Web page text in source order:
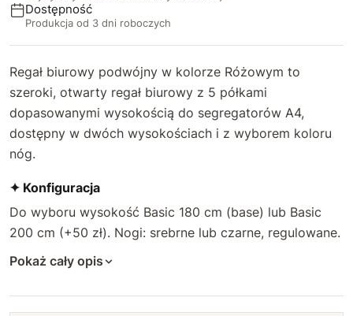
Dostępność
Produkcja od 3 dni roboczych
Regał biurowy podwójny w kolorze Różowym to
szeroki, otwarty regał biurowy z 5 półkami
dopasowanymi wysokością do segregatorów A4,
dostępny w dwóch wysokościach i z wyborem koloru
nóg.
✦ Konfiguracja
Do wyboru wysokość Basic 180 cm (base) lub Basic
200 cm (+50 zł). Nogi: srebrne lub czarne, regulowane.
Pokaż cały opis